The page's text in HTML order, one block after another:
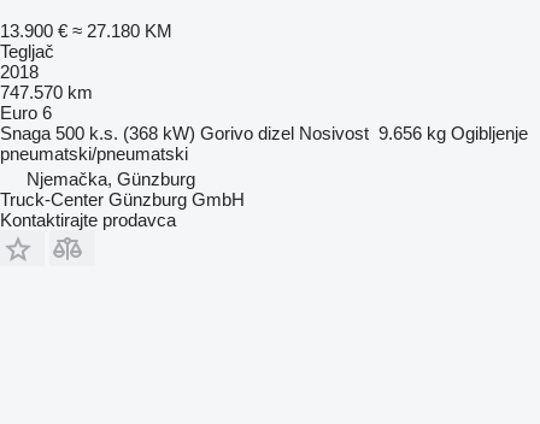
13.900 € ≈ 27.180 KM
Tegljač
2018
747.570 km
Euro 6
Snaga 500 k.s. (368 kW) Gorivo dizel Nosivost 9.656 kg Ogibljenje
pneumatski/pneumatski
Njemačka, Günzburg
Truck-Center Günzburg GmbH
Kontaktirajte prodavca